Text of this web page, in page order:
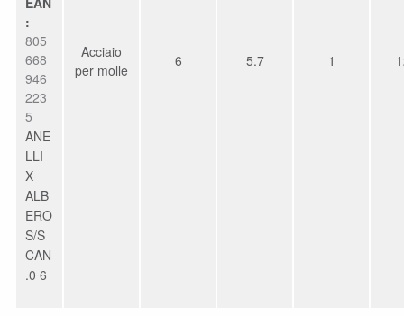
:
805
668
946
223
5
ANE
LLI
X
ALB
ERO
S/S
CAN
.0 6
Acciaio
per molle
6 5.7 1